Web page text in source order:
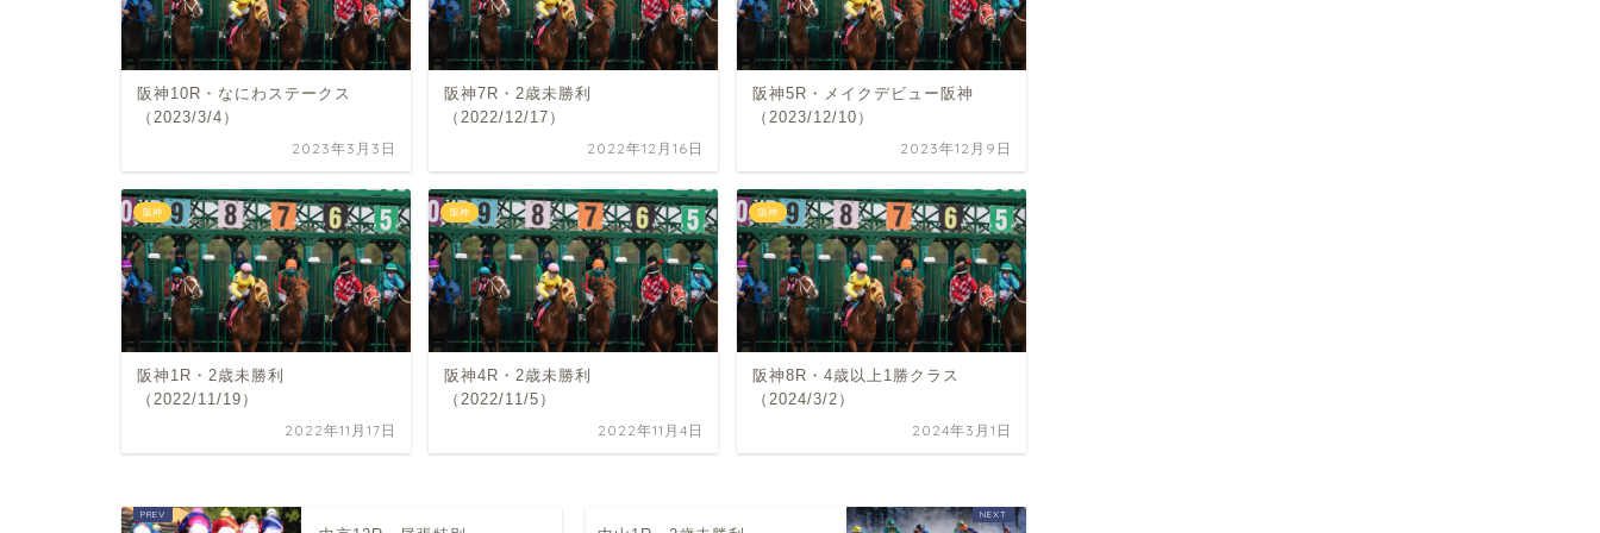
阪神10R・なにわステークス
（2023/3/4）
2023年3月3日
阪神7R・2歳未勝利
（2022/12/17）
2022年12月16日
阪神5R・メイクデビュー阪神
（2023/12/10）
2023年12月9日
阪神
阪神1R・2歳未勝利
（2022/11/19）
2022年11月17日
阪神
阪神4R・2歳未勝利
（2022/11/5）
2022年11月4日
阪神
阪神8R・4歳以上1勝クラス
（2024/3/2）
2024年3月1日